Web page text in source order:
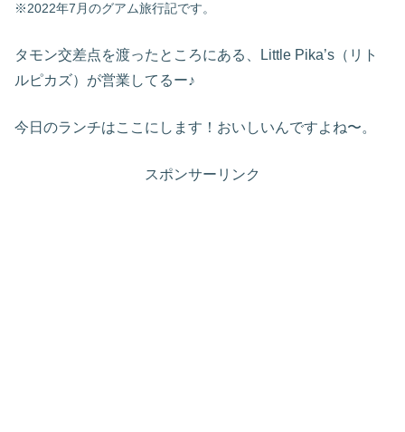
※2022年7月のグアム旅行記です。
タモン交差点を渡ったところにある、Little Pika’s（リト
ルピカズ）が営業してるー♪
今日のランチはここにします！おいしいんですよね〜。
スポンサーリンク